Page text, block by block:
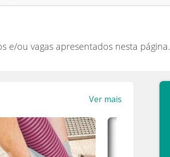
e/ou vagas apresentados nesta página.
Ver mais